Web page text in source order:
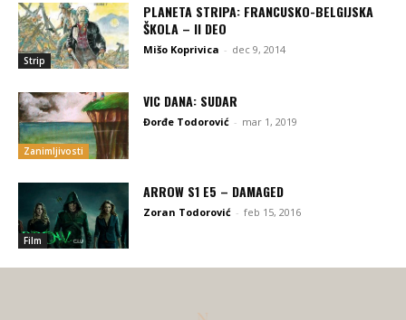
Strip
PLANETA STRIPA: FRANCUSKO-BELGIJSKA
ŠKOLA – II DEO
Mišo Koprivica - dec 9, 2014
Zanimljivosti
VIC DANA: SUDAR
Đorđe Todorović - mar 1, 2019
Film
ARROW S1 E5 – DAMAGED
Zoran Todorović - feb 15, 2016